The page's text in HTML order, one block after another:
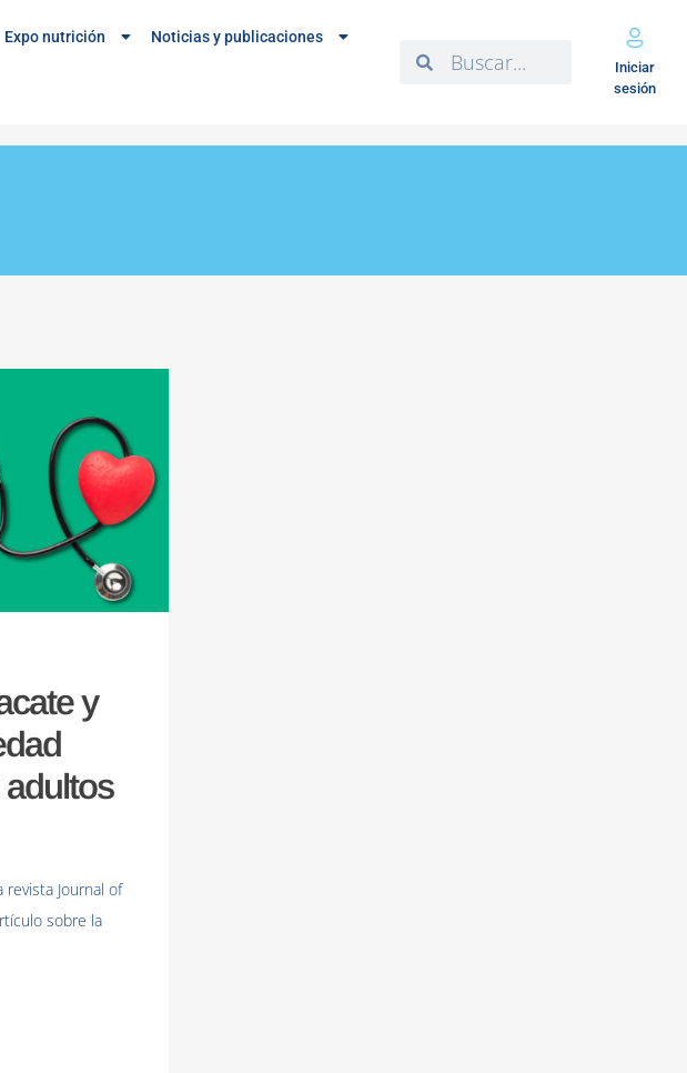
Expo nutrición Noticias y publicaciones
Iniciar
sesión
y
Journal of
sobre la